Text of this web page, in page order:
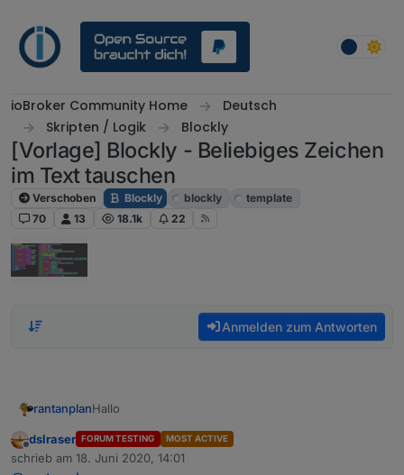
ioBroker Community Home
Deutsch
Skripten / Logik
Blockly
[Vorlage] Blockly - Beliebiges Zeichen
im Text tauschen
Verschoben Blockly blockly
template
70
13 18.1k 22
Anmelden zum Antworten
rantanplanHallo
Probiert es doch mal so.
Da ich kein ALEXA habe, kann ich nicht überprüfen
Offline
dslraser FORUM TESTING MOST ACTIVE
schrieb am 18. Juni 2020, 14:01
zuletzt editiert von